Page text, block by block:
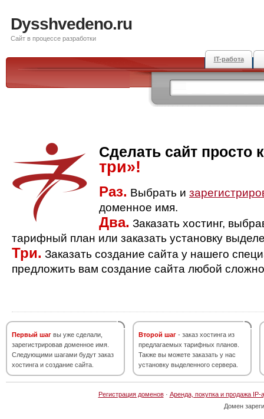
Dysshvedeno.ru
Сайт в процессе разработки
IT-работа
Сделать сайт просто
три»!
Раз. Выбрать и
доменное имя.
Два. Заказать хостинг,
тарифный план или заказать установку
Три. Заказать создание сайта у нашего
предложить вам создание сайта любой
Первый шаг вы уже сделали,
зарегистрировав доменное имя.
Следующими шагами будут заказ
хостинга и создание сайта.
Второй шаг - заказ хостинга из
предлагаемых тарифных планов.
Также вы можете заказать у нас
установку выделенного сервера.
Регистрация доменов· Аренда, покупка и продажа IP-
Домен